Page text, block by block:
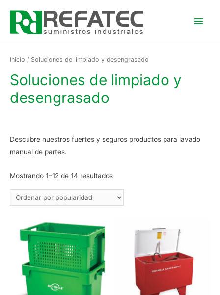
Inicio / Soluciones de limpiado y desengrasado
Soluciones de limpiado y
desengrasado
Descubre nuestros fuertes y seguros productos para lavado
manual de partes.
Mostrando 1–12 de 14 resultados